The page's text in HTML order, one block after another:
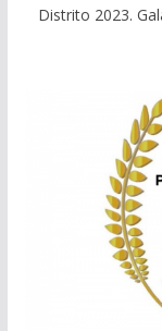
Distrito 2023.